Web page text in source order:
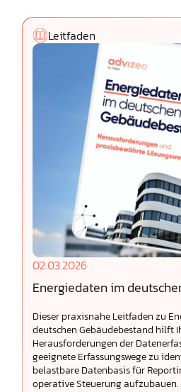
Leitfaden
02.03.2026
Energiedaten im
Dieser praxisnahe Leitfaden zu
deutschen Gebäudebestand hilft
Herausforderungen der
geeignete Erfassungswege zu
belastbare Datenbasis für
operative Steuerung aufzubauen.